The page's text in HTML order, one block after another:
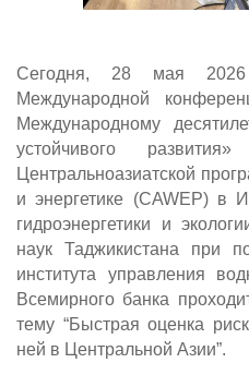
Сегодня, 28 мая
Международной
Международному
устойчивого
Центральноазиатской
и энергетике (CAWEP) в
гидроэнергетики и
наук Таджикистана при
института управления
Всемирного банка
тему “Быстрая оценка
ней в Центральной Азии”.